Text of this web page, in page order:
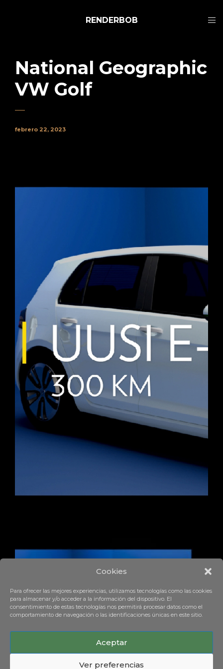
Cookies
Para ofrecer las mejores experiencias, utilizamos tecnologías como las cookies
para almacenar y/o acceder a la información del dispositivo. El
consentimiento de estas tecnologías nos permitirá procesar datos como el
comportamiento de navegación o las identificaciones únicas en este sitio.
Aceptar
Ver preferencias
RENDERBOB
National Geographic
VW Golf
febrero 22, 2023
marketing y permitir este contenido